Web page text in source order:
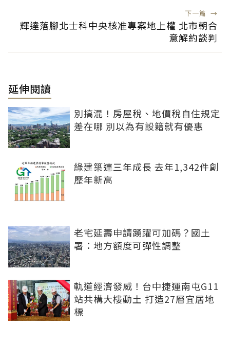
下一篇 →
輝達落腳北士科中央核准專案地上權 北市朝合
意解約談判
延伸閱讀
別搞混！房屋稅、地價稅自住規定
差在哪 別以為有設籍就有優惠
綠建築連三年成長 去年1,342件創
歷年新高
老宅延壽申請踴躍可加碼？國土
署：地方額度可彈性調整
軌道經濟發威！台中捷運南屯G11
站共構大樓動土 打造27層宜居地
標